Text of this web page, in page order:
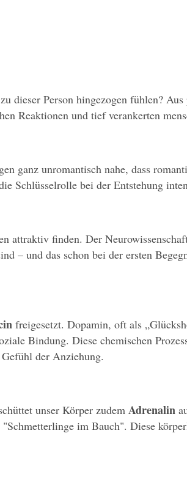
dieser Person hingezogen fühlen?
Reaktionen und tief verankerten
ganz unromantisch nahe, dass
bei der Entstehung
attraktiv finden. Der
– und das schon bei der ersten
freigesetzt. Dopamin, oft als
Bindung. Diese chemischen
der Anziehung.
unser Körper zudem Adrenalin
im Bauch". Diese